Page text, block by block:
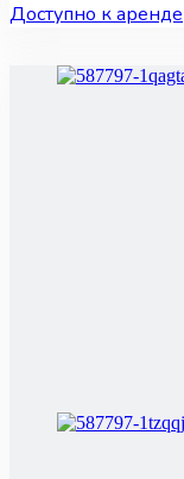
Доступно к аренде